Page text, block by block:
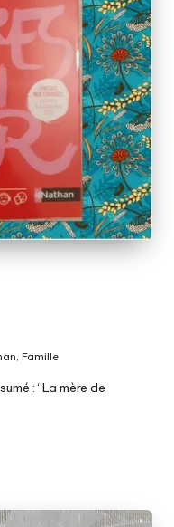
, Famille
: “La mère de